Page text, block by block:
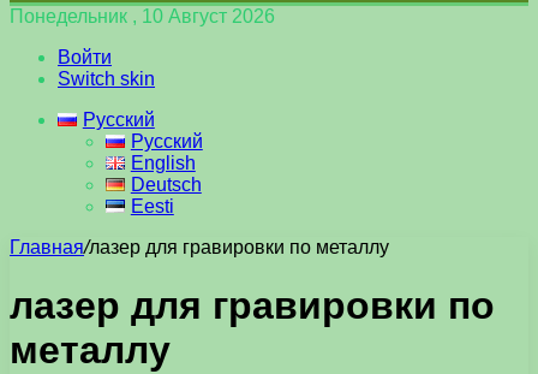
Понедельник , 10 Август 2026
Войти
Switch skin
Русский
Русский
English
Deutsch
Eesti
Главная/лазер для гравировки по металлу
лазер для гравировки по
металлу